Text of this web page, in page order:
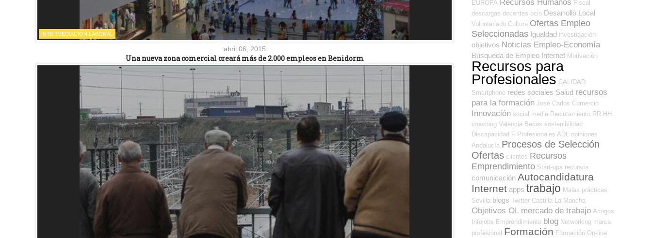
INTERMEDIACIÓN LABORAL
abril 06, 2015
Una nueva zona comercial creará más de 2.000 empleos en Benidorm
EUROPA Recursos Humanos Fiscal
descargas docentes ocio Desarrollo Local
Voluntariado Cultura Ofertas Empleo
Seleccionadas Igualdad investigación
objetivos Noticias Empleo-Economía
Búsqueda de Empleo Internet Motivación
Recursos para
Profesionales CALIDAD
Smartphone redes sociales Salud recursos
para la formación José Carlos Comercio
Innovación social media Reclutamiento RR.HH.
coaching Valencia Becas sostenibilidad
Discapacidad F Profesionales ADL
opiniones
Andalucía Procesos de Selección
Ofertas clientes Recursos
Emprendimiento Start-ups recursos
comunicación Autocandidatura
Internet apps trabajo Malas prácticas
Sevilla blogs Twitter Castilla La Mancha
Objetivos OL mercado de trabajo Amigos
Infojobs Emprendimiento blog Networking marca
profesional Formación Formación On-line